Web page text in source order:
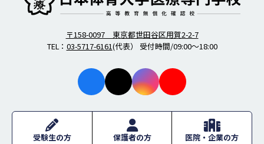
ok
am
e
〒158-0097 東京都世田谷区用賀2-2-7
TEL： 03-5717-6161(代表） 受付時間/09:00～18:00
受験生の方 保護者の方 医院・企業の方